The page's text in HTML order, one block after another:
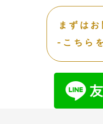
まずは
-こちら